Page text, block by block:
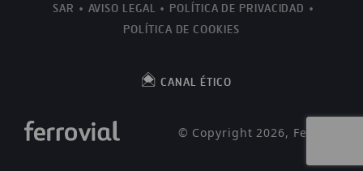
SAR AVISO LEGAL
POLÍTICA DE PRIVACIDAD
POLÍTICA DE COOKIES
CANAL ÉTICO
© Copyright 2026, Ferrovial